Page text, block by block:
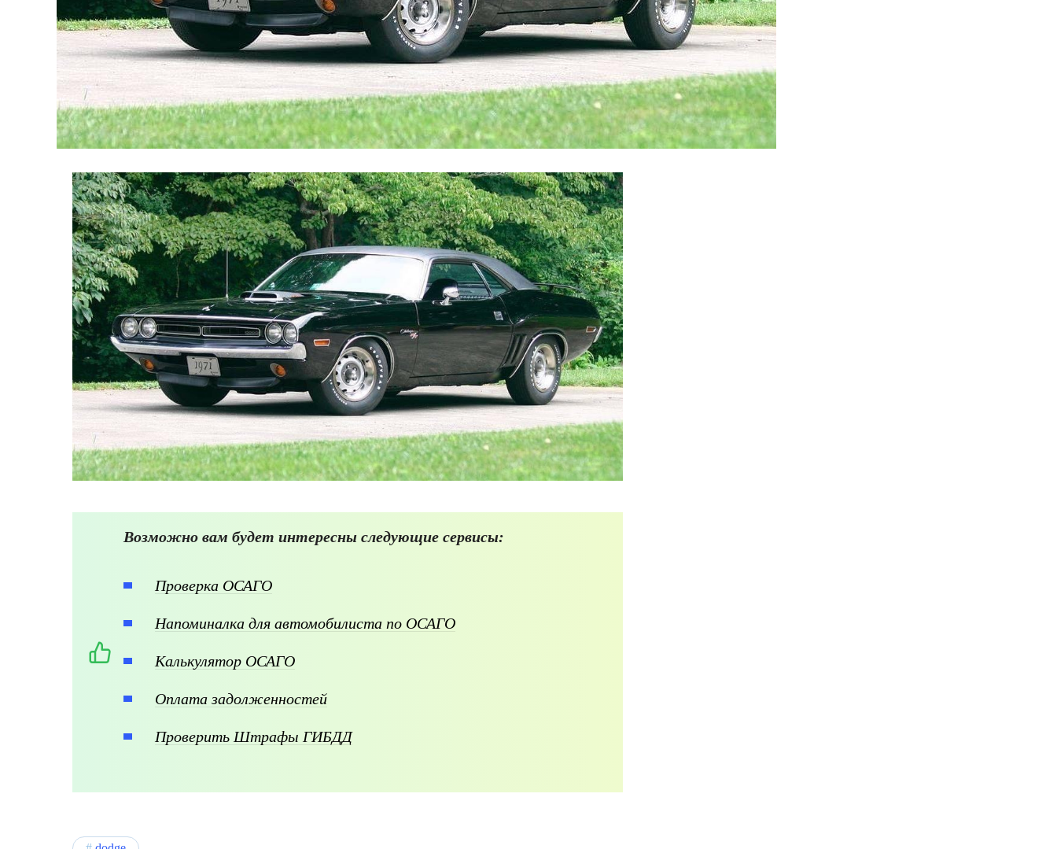
Возможно вам будет интересны следующие сервисы:
Проверка ОСАГО
Напоминалка для автомобилиста по ОСАГО
Калькулятор ОСАГО
Оплата задолженностей
Проверить Штрафы ГИБДД